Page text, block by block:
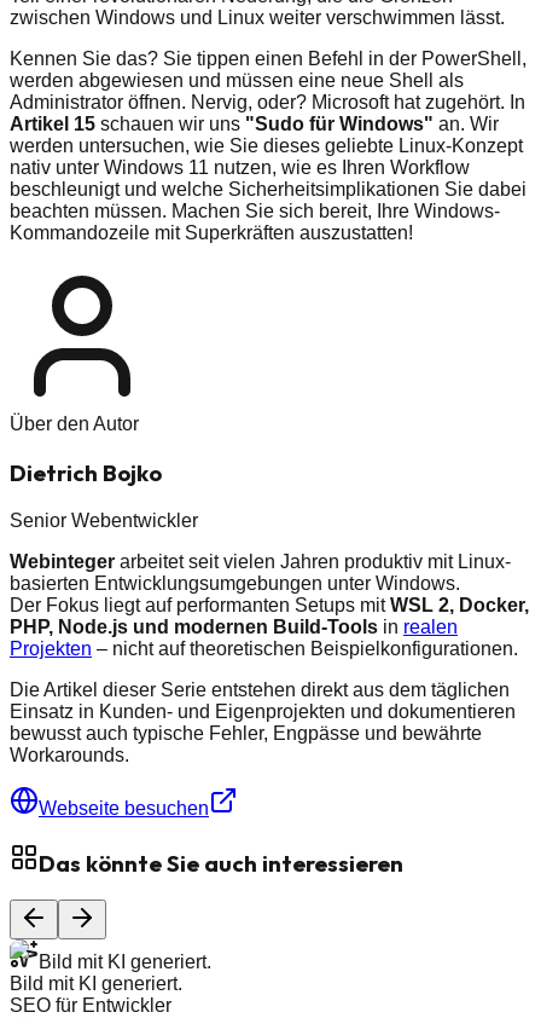
zwischen Windows und Linux weiter verschwimmen lässt.
Kennen Sie das? Sie tippen einen Befehl in der PowerShell,
werden abgewiesen und müssen eine neue Shell als
Administrator öffnen. Nervig, oder? Microsoft hat zugehört. In
Artikel 15 schauen wir uns "Sudo für Windows" an. Wir
werden untersuchen, wie Sie dieses geliebte Linux-Konzept
nativ unter Windows 11 nutzen, wie es Ihren Workflow
beschleunigt und welche Sicherheitsimplikationen Sie dabei
beachten müssen. Machen Sie sich bereit, Ihre Windows-
Kommandozeile mit Superkräften auszustatten!
Über den Autor
Dietrich Bojko
Senior Webentwickler
Webinteger arbeitet seit vielen Jahren produktiv mit Linux-
basierten Entwicklungsumgebungen unter Windows.
Der Fokus liegt auf performanten Setups mitWSL 2, Docker,
PHP, Node.js und modernen Build-Tools in realen
Projekten – nicht auf theoretischen Beispielkonfigurationen.
Die Artikel dieser Serie entstehen direkt aus dem täglichen
Einsatz in Kunden- und Eigenprojekten und dokumentieren
bewusst auch typische Fehler, Engpässe und bewährte
Workarounds.
Webseite besuchen
Das könnte Sie auch interessieren
Bild mit KI generiert.
Bild mit KI generiert.
SEO für Entwickler